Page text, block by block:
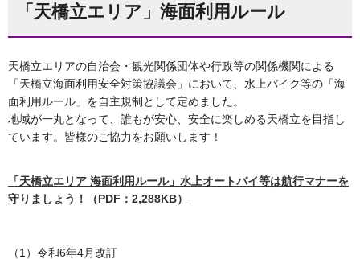
「天橋立エリア」海面利用ルール
天橋立エリアの自治会・観光関係団体や行政等の関係機関による
「天橋立海面利用安全対策協議会」において、水上バイク等の「海
面利用ルール」を自主規制として定めました。
地域が一丸となって、誰もが安心、安全に楽しめる天橋立を目指し
ています。皆様のご協力をお願いします！
「天橋立エリア 海面利用ルール」水上オートバイ等は航行マナーを
守りましょう！（PDF：2,288KB）
（1）令和6年4月改訂